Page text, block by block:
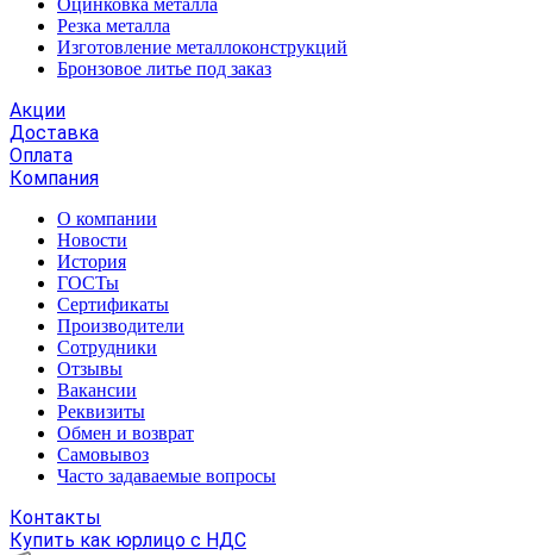
Оцинковка металла
Резка металла
Изготовление металлоконструкций
Бронзовое литье под заказ
Акции
Доставка
Оплата
Компания
О компании
Новости
История
ГОСТы
Сертификаты
Производители
Сотрудники
Отзывы
Вакансии
Реквизиты
Обмен и возврат
Самовывоз
Часто задаваемые вопросы
Контакты
Купить как юрлицо с НДС